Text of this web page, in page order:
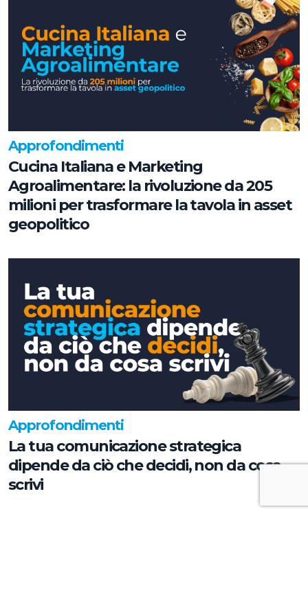
Approfondimenti
Cucina Italiana e Marketing
Agroalimentare: la rivoluzione da 205
milioni per trasformare la tavola in asset
geopolitico
Approfondimenti
La tua comunicazione strategica
dipende da ciò che decidi, non da cosa
scrivi